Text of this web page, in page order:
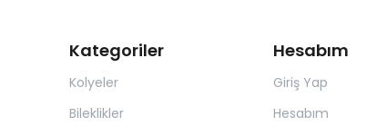
Kategoriler
Kolyeler
Bileklikler
Hesabım
Giriş Yap
Hesabım